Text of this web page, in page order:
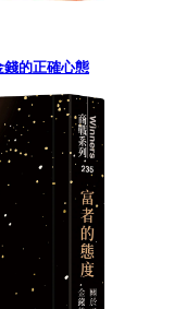
錢的正確心態